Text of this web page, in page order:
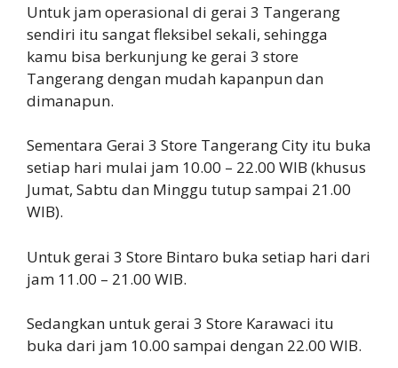
Untuk jam operasional di gerai 3 Tangerang
sendiri itu sangat fleksibel sekali, sehingga
kamu bisa berkunjung ke gerai 3 store
Tangerang dengan mudah kapanpun dan
dimanapun.
Sementara Gerai 3 Store Tangerang City itu buka
setiap hari mulai jam 10.00 – 22.00 WIB (khusus
Jumat, Sabtu dan Minggu tutup sampai 21.00
WIB).
Untuk gerai 3 Store Bintaro buka setiap hari dari
jam 11.00 – 21.00 WIB.
Sedangkan untuk gerai 3 Store Karawaci itu
buka dari jam 10.00 sampai dengan 22.00 WIB.